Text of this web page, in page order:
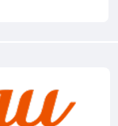
新規ウィンドウで